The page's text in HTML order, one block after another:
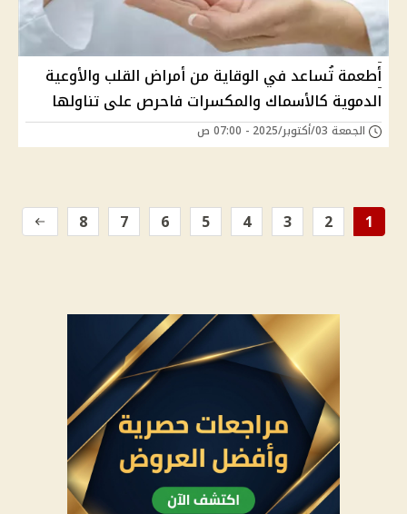
أطعمة تُساعد في الوقاية من أمراض القلب والأوعية
الدموية كالأسماك والمكسرات فاحرص على تناولها
الجمعة 03/أكتوبر/2025 - 07:00 ص
1
2
3
4
5
6
7
8